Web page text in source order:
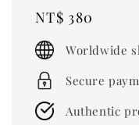
Regular
price
NT$ 380
Worldwide
Secure
Authentic